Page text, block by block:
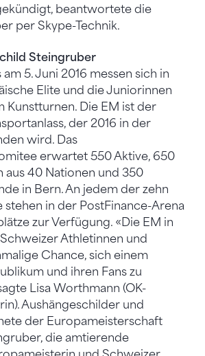
beantwortete die
per Skype-Technik.
Steingruber
5. Juni 2016 messen sich in
Elite und die Juniorinnen
Kunstturnen. Die EM ist der
der 2016 in der
wird. Das
erwartet 550 Aktive, 650
aus 40 Nationen und 350
in Bern. An jedem der zehn
in der PostFinance-Arena
zur Verfügung. «Die EM in
Athletinnen und
Chance, sich einem
und ihren Fans zu
Lisa Worthmann (OK-
Aushängeschilder und
der Europameisterschaft
die amtierende